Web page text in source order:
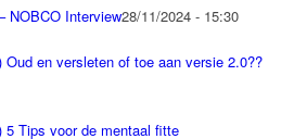
NOBCO Interview28/11/2024 - 15:30
Oud en versleten of toe aan versie 2.0??
5 Tips voor de mentaal fitte